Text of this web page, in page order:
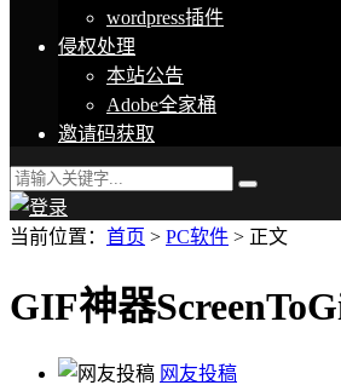
wordpress插件
侵权处理
本站公告
Adobe全家桶
邀请码获取
当前位置： 首页 > PC软件 > 正文
GIF神器
网友投稿